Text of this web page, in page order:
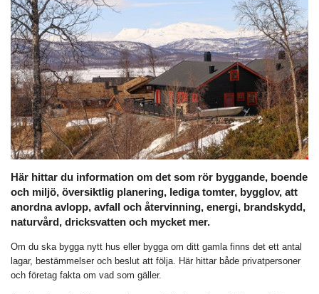
Här hittar du information om det som rör byggande, boende
och miljö, översiktlig planering, lediga tomter, bygglov, att
anordna avlopp, avfall och återvinning, energi, brandskydd,
naturvård, dricksvatten och mycket mer.
Om du ska bygga nytt hus eller bygga om ditt gamla finns det ett antal
lagar, bestämmelser och beslut att följa. Här hittar både privatpersoner
och företag fakta om vad som gäller.